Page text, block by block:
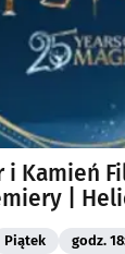
i Kamień
|
Piątek godz.